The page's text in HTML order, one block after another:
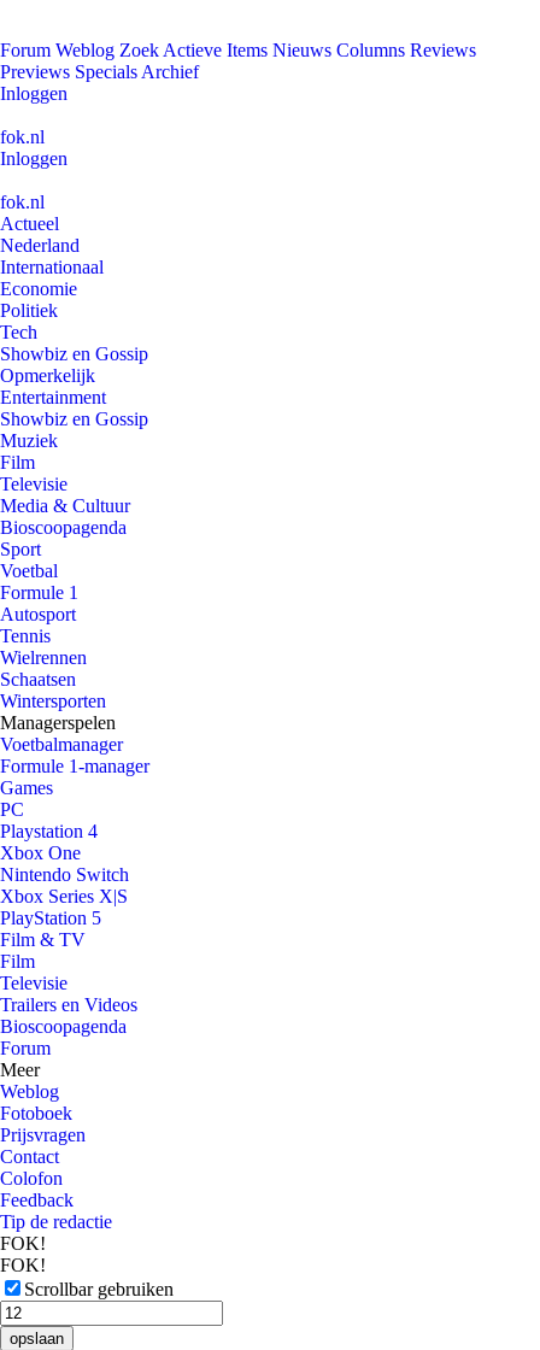
Forum Weblog Zoek Actieve Items Nieuws Columns Reviews
Previews Specials Archief
Inloggen
fok.nl
Inloggen
fok.nl
Actueel
Nederland
Internationaal
Economie
Politiek
Tech
Showbiz en Gossip
Opmerkelijk
Entertainment
Showbiz en Gossip
Muziek
Film
Televisie
Media & Cultuur
Bioscoopagenda
Sport
Voetbal
Formule 1
Autosport
Tennis
Wielrennen
Schaatsen
Wintersporten
Managerspelen
Voetbalmanager
Formule 1-manager
Games
PC
Playstation 4
Xbox One
Nintendo Switch
Xbox Series X|S
PlayStation 5
Film & TV
Film
Televisie
Trailers en Videos
Bioscoopagenda
Forum
Meer
Weblog
Fotoboek
Prijsvragen
Contact
Colofon
Feedback
Tip de redactie
FOK!
FOK!
Scrollbar gebruiken
opslaan